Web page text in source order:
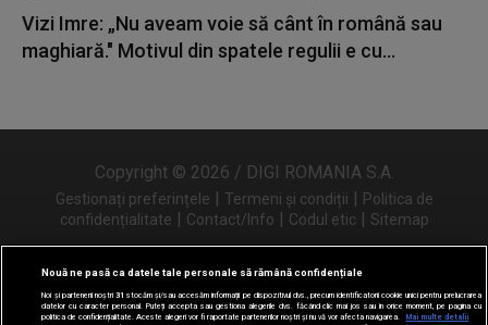
Vizi Imre: „Nu aveam voie să cânt în română sau
maghiară." Motivul din spatele regulii e cu...
Copyright © 2026 / DIGI ROMANIA S.A.
Gestionați preferințele | Termeni și condiții | Politica de
confidențialitate | Contact/Info | Codul etic | Sitemap
Urmărește-ne și pe
Nouă ne pasă ca datele tale personale să rămână confidențiale
Noi și partenerii noștri31 stocăm și/sau accesăm informații pe dispozitivul dvs., precum identificatorii cookie unici pentru prelucrarea
datelor cu caracter personal. Puteți accepta sau gestiona alegerile dvs. făcând clic mai jos sau în orice moment, pe pagina cu
politica de confidențialitate. Aceste alegeri vor fi raportate partenerilor noștri și nu vă vor afecta navigarea.
Mai multe detalii